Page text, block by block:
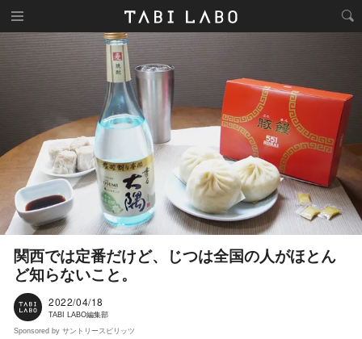
関西では定番だけど、じつは全国の人がほとん
ど知らないこと。
2022/04/18
TABI LABO編集部
Sponsored by サントリースピリッツ